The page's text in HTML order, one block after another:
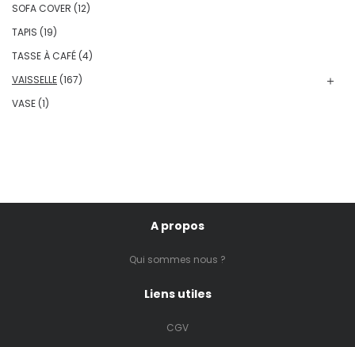
SOFA COVER (12)
TAPIS (19)
TASSE À CAFÉ (4)
VAISSELLE (167)
VASE (1)
A propos
Qui sommes nous ?
Liens utiles
CGV